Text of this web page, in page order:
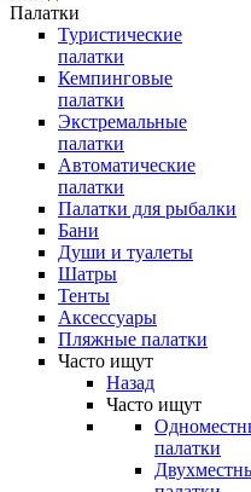
Палатки
Туристические
палатки
Кемпинговые
палатки
Экстремальные
палатки
Автоматические
палатки
Палатки для рыбалки
Бани
Души и туалеты
Шатры
Тенты
Аксессуары
Пляжные палатки
Часто ищут
Назад
Часто ищут
палатки